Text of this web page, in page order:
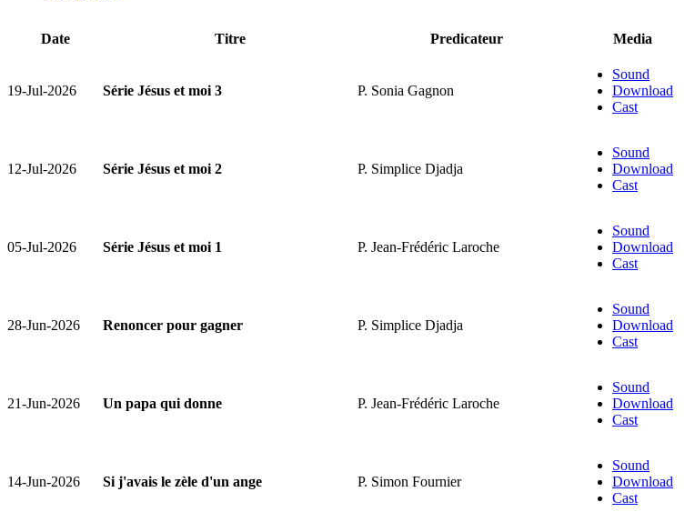
Date Titre Predicateur Media
19-Jul-2026 Série Jésus et moi 3 P. Sonia Gagnon
Sound
Download
Cast
12-Jul-2026 Série Jésus et moi 2 P. Simplice Djadja
Sound
Download
Cast
05-Jul-2026 Série Jésus et moi 1 P. Jean-Frédéric Laroche
Sound
Download
Cast
28-Jun-2026 Renoncer pour gagner P. Simplice Djadja
Sound
Download
Cast
21-Jun-2026 Un papa qui donne P. Jean-Frédéric Laroche
Sound
Download
Cast
14-Jun-2026 Si j'avais le zèle d'un ange P. Simon Fournier
Sound
Download
Cast